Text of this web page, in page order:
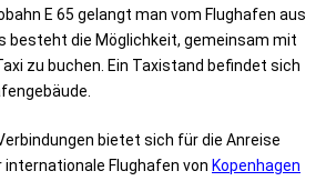
E 65 gelangt man vom Flughafen aus
besteht die Möglichkeit, gemeinsam mit
zu buchen. Ein Taxistand befindet sich
bietet sich für die Anreise
internationale Flughafen von Kopenhagen